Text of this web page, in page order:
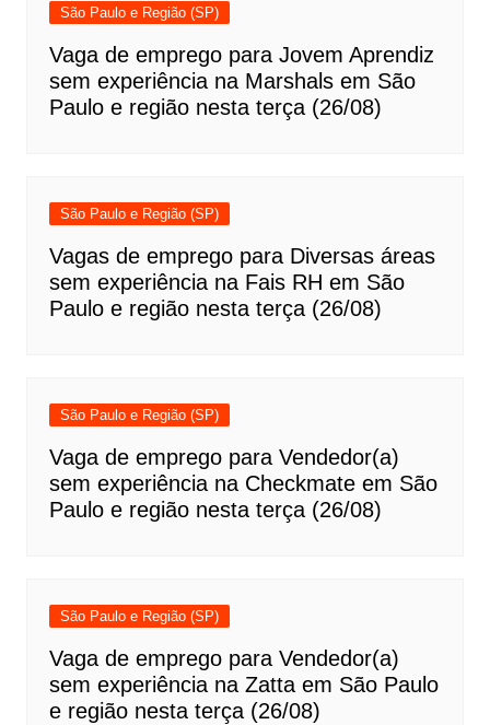
São Paulo e Região (SP)
Vaga de emprego para Jovem Aprendiz
sem experiência na Marshals em São
Paulo e região nesta terça (26/08)
São Paulo e Região (SP)
Vagas de emprego para Diversas áreas
sem experiência na Fais RH em São
Paulo e região nesta terça (26/08)
São Paulo e Região (SP)
Vaga de emprego para Vendedor(a)
sem experiência na Checkmate em São
Paulo e região nesta terça (26/08)
São Paulo e Região (SP)
Vaga de emprego para Vendedor(a)
sem experiência na Zatta em São Paulo
e região nesta terça (26/08)